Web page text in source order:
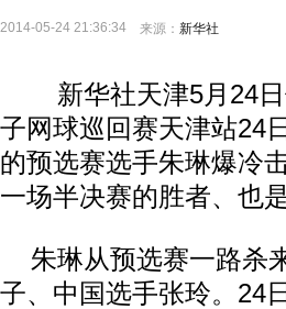
2014-05-24 21:36:34 来源： 新华社
新华社天津5月24日
子网球巡回赛天津站24
的预选赛选手朱琳爆冷
一场半决赛的胜者、也
朱琳从预选赛一路杀
子、中国选手张玲。24